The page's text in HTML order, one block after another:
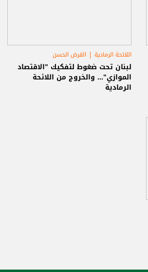
اللائحة الرمادية
القرض الحسن
الحكومة اللبنانية
لبنان تحت ضغوط لتفكيك "الاقتصاد
الموازي"... والخروج من اللائحة
الرمادية